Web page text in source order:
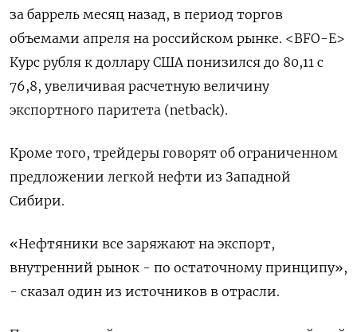
за баррель месяц назад, в период торгов
объемами апреля на российском рынке. <BFO-E>
Курс рубля к доллару США понизился до 80,11 с
76,8, увеличивая расчетную величину
экспортного паритета (netback).
Кроме того, трейдеры говорят об ограниченном
предложении легкой нефти из Западной
Сибири.
«Нефтяники все заряжают на экспорт,
внутренний рынок - по остаточному принципу»,
- сказал один из источников в отрасли.